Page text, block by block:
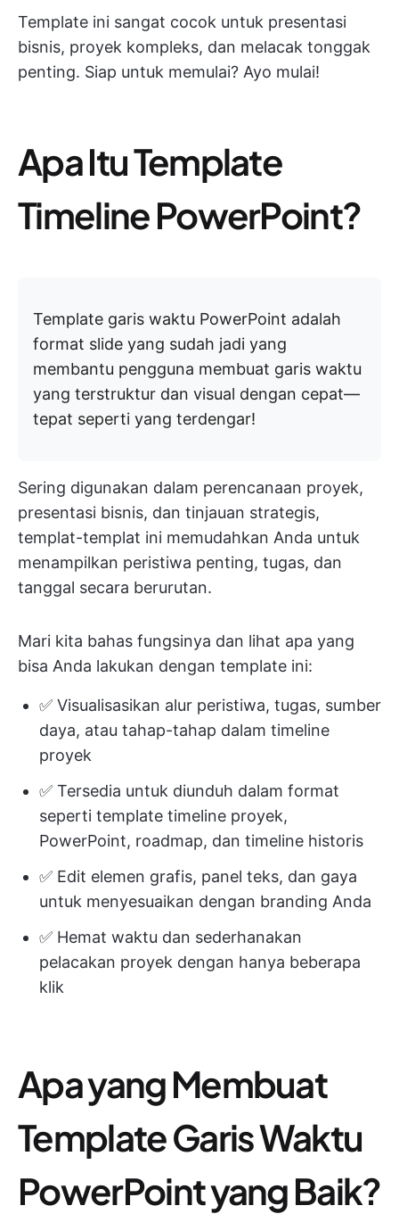
Template ini sangat cocok untuk presentasi
bisnis, proyek kompleks, dan melacak tonggak
penting. Siap untuk memulai? Ayo mulai!
Apa Itu Template
Timeline PowerPoint?
Template garis waktu PowerPoint adalah
format slide yang sudah jadi yang
membantu pengguna membuat garis waktu
yang terstruktur dan visual dengan cepat—
tepat seperti yang terdengar!
Sering digunakan dalam perencanaan proyek,
presentasi bisnis, dan tinjauan strategis,
templat-templat ini memudahkan Anda untuk
menampilkan peristiwa penting, tugas, dan
tanggal secara berurutan.
Mari kita bahas fungsinya dan lihat apa yang
bisa Anda lakukan dengan template ini:
✅ Visualisasikan alur peristiwa, tugas, sumber
daya, atau tahap-tahap dalam timeline
proyek
✅ Tersedia untuk diunduh dalam format
seperti template timeline proyek,
PowerPoint, roadmap, dan timeline historis
✅ Edit elemen grafis, panel teks, dan gaya
untuk menyesuaikan dengan branding Anda
✅ Hemat waktu dan sederhanakan
pelacakan proyek dengan hanya beberapa
klik
Apa yang Membuat
Template Garis Waktu
PowerPoint yang Baik?